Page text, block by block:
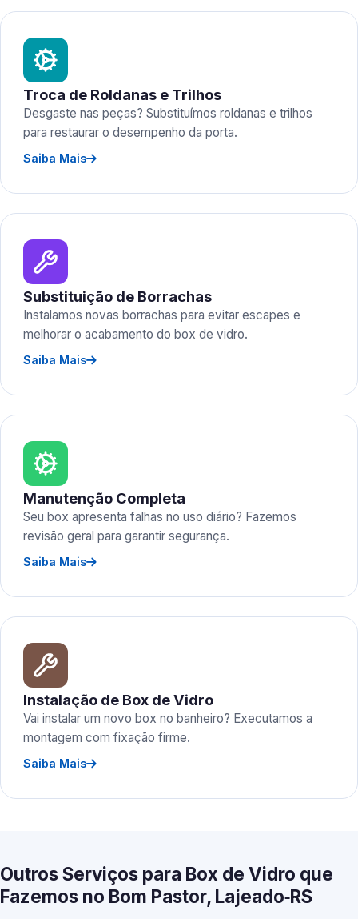
Troca de Roldanas e Trilhos
Desgaste nas peças? Substituímos roldanas e trilhos
para restaurar o desempenho da porta.
Saiba Mais
Substituição de Borrachas
Instalamos novas borrachas para evitar escapes e
melhorar o acabamento do box de vidro.
Saiba Mais
Manutenção Completa
Seu box apresenta falhas no uso diário? Fazemos
revisão geral para garantir segurança.
Saiba Mais
Instalação de Box de Vidro
Vai instalar um novo box no banheiro? Executamos a
montagem com fixação firme.
Saiba Mais
Outros Serviços para Box de Vidro que
Fazemos no Bom Pastor, Lajeado‑RS